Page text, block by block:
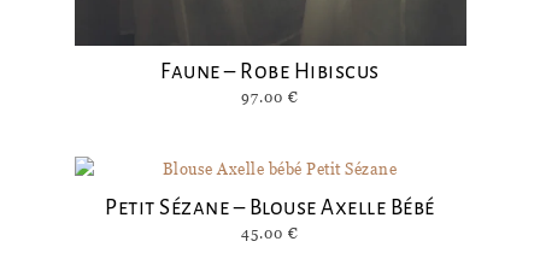
Faune – Robe Hibiscus
97.00 €
Petit Sézane – Blouse Axelle Bébé
45.00 €